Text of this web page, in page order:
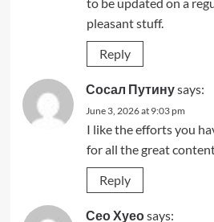
pleasant stuff.
Reply
Сосал Путинуsays:
June 3, 2026 at 9:03 pm
I like the efforts you
for all the great
Reply
Сео Хуеоsays: